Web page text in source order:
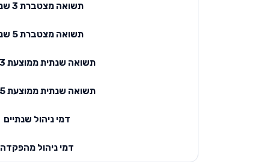
תשואה מצטברת 3 שנים
תשואה מצטברת 5 שנים
תשואה שנתית ממוצעת 3 שנים
תשואה שנתית ממוצעת 5 שנים
דמי ניהול שנתיים
דמי ניהול מהפקדה